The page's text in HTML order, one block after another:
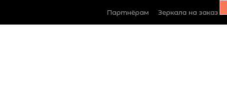
Партнёрам Зеркала на заказ